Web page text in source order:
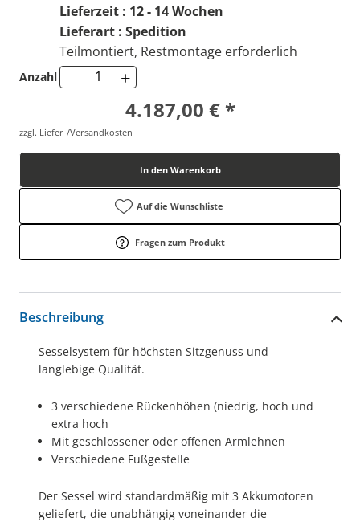
Lieferzeit : 12 - 14 Wochen
Lieferart : Spedition
Teilmontiert, Restmontage erforderlich
Anzahl - +
4.187,00 € *
zzgl. Liefer-/Versandkosten
In den Warenkorb
Auf die Wunschliste
Fragen zum Produkt
Beschreibung
Sesselsystem für höchsten Sitzgenuss und
langlebige Qualität.
3 verschiedene Rückenhöhen (niedrig, hoch und
extra hoch
Mit geschlossener oder offenen Armlehnen
Verschiedene Fußgestelle
Der Sessel wird standardmäßig mit 3 Akkumotoren
geliefert, die unabhängig voneinander die